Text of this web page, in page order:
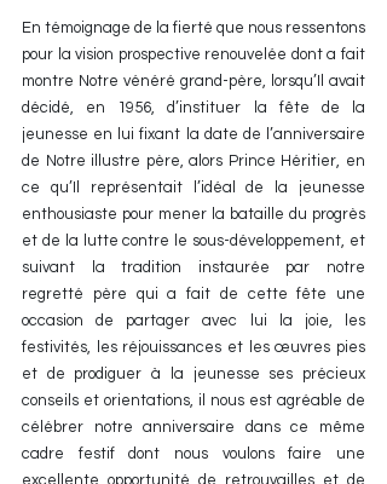
En témoignage de la fierté que nous ressentons
pour la vision prospective renouvelée dont a fait
montre Notre vénéré grand-père, lorsqu’Il avait
décidé, en 1956, d’instituer la fête de la
jeunesse en lui fixant la date de l’anniversaire
de Notre illustre père, alors Prince Héritier, en
ce qu’Il représentait l’idéal de la jeunesse
enthousiaste pour mener la bataille du progrès
et de la lutte contre le sous-développement, et
suivant la tradition instaurée par notre
regretté père qui a fait de cette fête une
occasion de partager avec lui la joie, les
festivités, les réjouissances et les œuvres pies
et de prodiguer à la jeunesse ses précieux
conseils et orientations, il nous est agréable de
célébrer notre anniversaire dans ce même
cadre festif dont nous voulons faire une
excellente opportunité de retrouvailles et de